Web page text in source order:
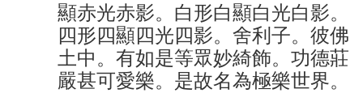
顯赤光赤影。白形白顯白光白影。
四形四顯四光四影。舍利子。彼佛
土中。有如是等眾妙綺飾。功德莊
嚴甚可愛樂。是故名為極樂世界。